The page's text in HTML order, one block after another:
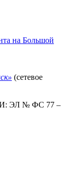
на Большой
(сетевое
ЭЛ № ФС 77 –